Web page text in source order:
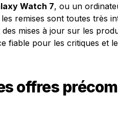
Watch 7, ou un
les remises sont toutes très
des mises à jour sur les
fiable pour les critiques et
offres